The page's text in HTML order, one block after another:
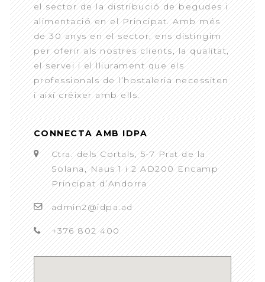
el sector de la distribució de begudes i
alimentació en el Principat. Amb més
de 30 anys en el sector, ens distingim
per oferir als nostres clients, la qualitat,
el servei i el lliurament que els
professionals de l’hostaleria necessiten
i així créixer amb ells.
CONNECTA AMB IDPA
Ctra. dels Cortals, 5-7 Prat de la
Solana, Naus 1 i 2 AD200 Encamp
Principat d’Andorra
admin2@idpa.ad
+376 802 400